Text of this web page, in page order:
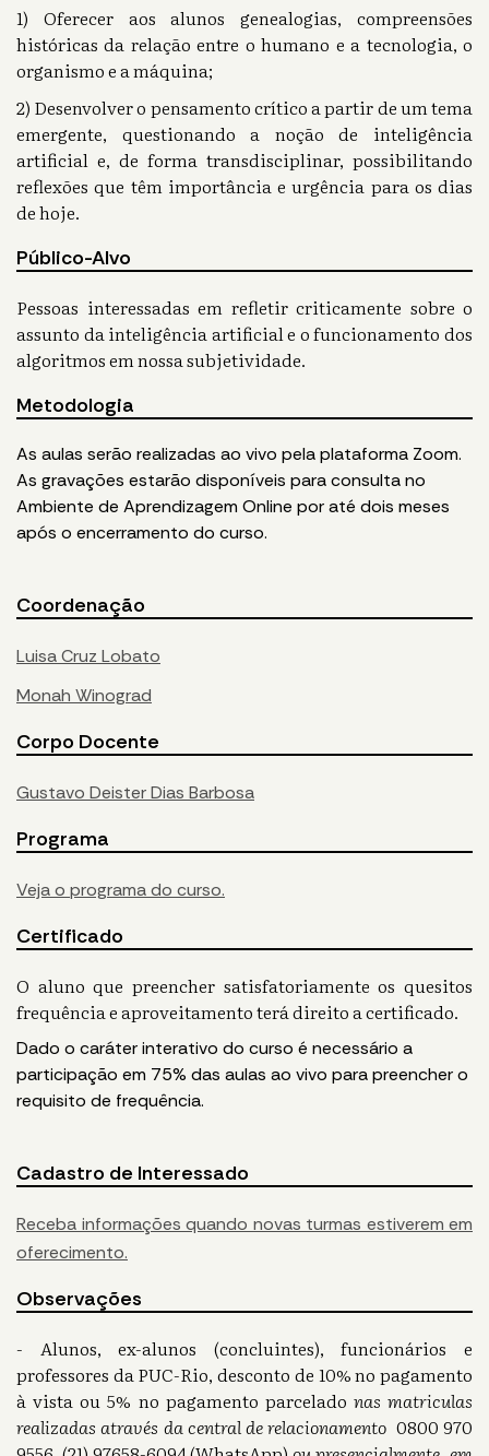
1) Oferecer aos alunos genealogias, compreensões
históricas da relação entre o humano e a tecnologia, o
organismo e a máquina;
2) Desenvolver o pensamento crítico a partir de um tema
emergente, questionando a noção de inteligência
artificial e, de forma transdisciplinar, possibilitando
reflexões que têm importância e urgência para os dias
de hoje.
Público-Alvo
Pessoas interessadas em refletir criticamente sobre o
assunto da inteligência artificial e o funcionamento dos
algoritmos em nossa subjetividade.
Metodologia
As aulas serão realizadas ao vivo pela plataforma Zoom.
As gravações estarão disponíveis para consulta no
Ambiente de Aprendizagem Online por até dois meses
após o encerramento do curso.
Coordenação
Luisa Cruz Lobato
Monah Winograd
Corpo Docente
Gustavo Deister Dias Barbosa
Programa
Veja o programa do curso.
Certificado
O aluno que preencher satisfatoriamente os quesitos
frequência e aproveitamento terá direito a certificado.
Dado o caráter interativo do curso é necessário a
participação em 75% das aulas ao vivo para preencher o
requisito de frequência.
Cadastro de Interessado
Receba informações quando novas turmas estiverem em
oferecimento.
Observações
- Alunos, ex-alunos (concluintes), funcionários e
professores da PUC-Rio, desconto de 10% no pagamento
à vista ou 5% no pagamento parcelado nas matriculas
realizadas através da central de relacionamento 0800 970